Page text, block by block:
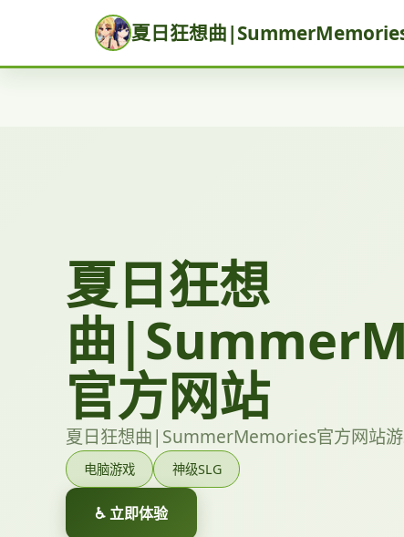
夏日狂想曲
夏日狂想
曲
官方网站
夏日狂想曲|SummerMemories官方网站
电脑游戏 神级SLG
♿ 立即体验